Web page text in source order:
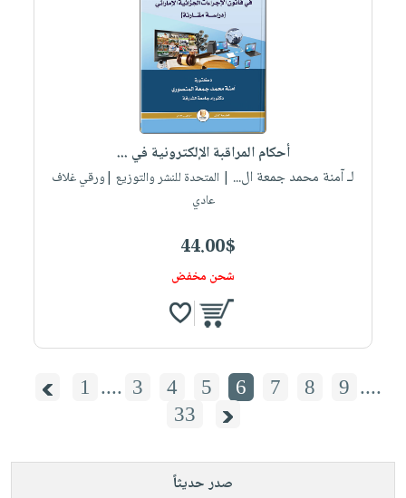
أحكام المراقبة الإلكترونية في ...
لـ آمنة محمد جمعة ال... | المتحدة للنشر والتوزيع |ورقي غلاف
عادي
44.00$
شحن مخفض
1 .... 3 4 5 6 7 8 9 ....
33
صدر حديثاً